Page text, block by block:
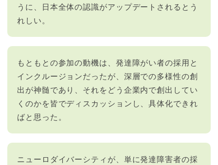
うに、日本全体の認識がアップデートされるとう
れしい。
もともとの参加の動機は、発達障がい者の採用と
インクルージョンだったが、深層での多様性の創
出が神髄であり、それをどう企業内で創出してい
くのかを皆でディスカッションし、具体化できれ
ばと思った。
ニューロダイバーシティが、単に発達障害者の採